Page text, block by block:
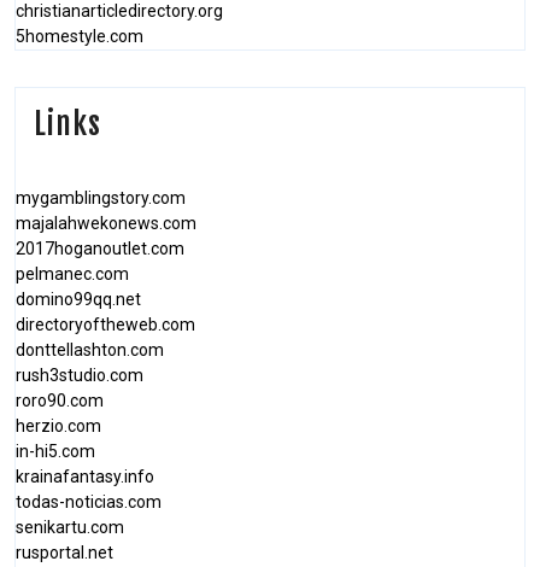
christianarticledirectory.org
5homestyle.com
Links
mygamblingstory.com
majalahwekonews.com
2017hoganoutlet.com
pelmanec.com
domino99qq.net
directoryoftheweb.com
donttellashton.com
rush3studio.com
roro90.com
herzio.com
in-hi5.com
krainafantasy.info
todas-noticias.com
senikartu.com
rusportal.net